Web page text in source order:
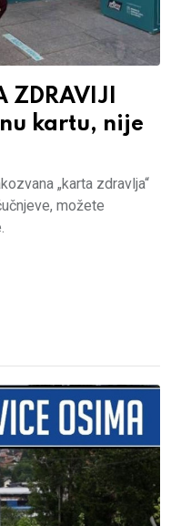
ZDRAVIJI
kartu, nije
„karta zdravlja“
možete